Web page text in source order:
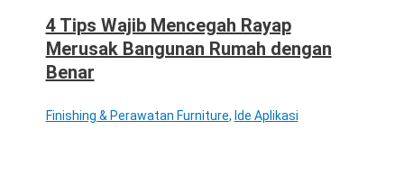
4 Tips Wajib Mencegah Rayap
Merusak Bangunan Rumah dengan
Benar
Finishing & Perawatan Furniture, Ide Aplikasi